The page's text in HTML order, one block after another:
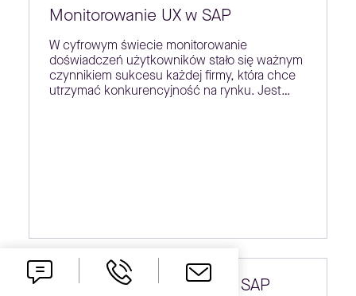
Monitorowanie UX w SAP
W cyfrowym świecie monitorowanie
doświadczeń użytkowników stało się ważnym
czynnikiem sukcesu każdej firmy, która chce
utrzymać konkurencyjność na rynku. Jest…
Wyzwania sprzedażowe a SAP